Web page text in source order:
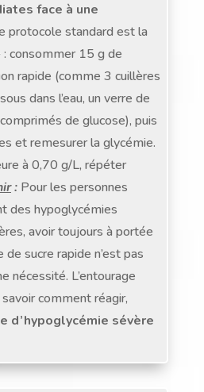
face à une
protocole standard est la
consommer 15 g de
rapide (comme 3 cuillères
dans l’eau, un verre de
de glucose), puis
et remesurer la glycémie.
à 0,70 g/L, répéter
:Pour les personnes
des hypoglycémies
avoir toujours à portée
de sucre rapide n’est pas
nécessité. L’entourage
comment réagir,
d’hypoglycémie sévère